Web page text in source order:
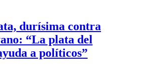
durísima contra
“La plata del
a políticos”